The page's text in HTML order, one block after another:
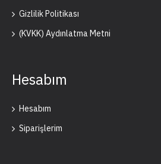
Gizlilik Politikası
(KVKK) Aydınlatma Metni
Hesabım
Hesabım
Siparişlerim